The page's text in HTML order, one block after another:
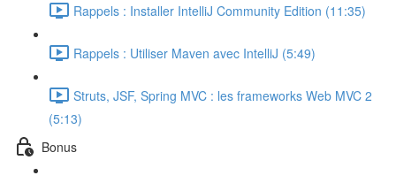
Rappels : Installer IntelliJ Community Edition (11:35)
Rappels : Utiliser Maven avec IntelliJ (5:49)
Struts, JSF, Spring MVC : les frameworks Web MVC 2
(5:13)
Bonus